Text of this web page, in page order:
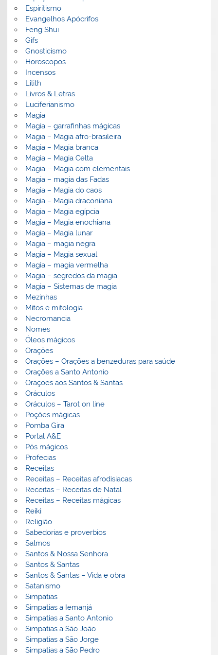
Espiritismo
Evangelhos Apócrifos
Feng Shui
Gifs
Gnosticismo
Horoscopos
Incensos
Lilith
Livros & Letras
Luciferianismo
Magia
Magia – garrafinhas mágicas
Magia – Magia afro-brasileira
Magia – Magia branca
Magia – Magia Celta
Magia – Magia com elementais
Magia – magia das Fadas
Magia – Magia do caos
Magia – Magia draconiana
Magia – Magia egípcia
Magia – Magia enochiana
Magia – Magia lunar
Magia – magia negra
Magia – Magia sexual
Magia – magia vermelha
Magia – segredos da magia
Magia – Sistemas de magia
Mezinhas
Mitos e mitologia
Necromancia
Nomes
Óleos mágicos
Orações
Orações – Orações a benzeduras para saúde
Orações a Santo Antonio
Orações aos Santos & Santas
Oráculos
Oráculos – Tarot on line
Poções mágicas
Pomba Gira
Portal A&E
Pós mágicos
Profecias
Receitas
Receitas – Receitas afrodisiacas
Receitas – Receitas de Natal
Receitas – Receitas mágicas
Reiki
Religião
Sabedorias e proverbios
Salmos
Santos & Nossa Senhora
Santos & Santas
Santos & Santas – Vida e obra
Satanismo
Simpatias
Simpatias a Iemanjá
Simpatias a Santo Antonio
Simpatias a São João
Simpatias a São Jorge
Simpatias a São Pedro